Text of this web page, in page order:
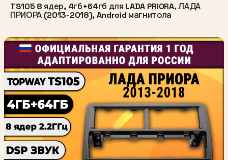
TS105 8 ядер, 4гб+64гб для LADA PRIORA, ЛАДА
ПРИОРА (2013-2018), Android магнитола